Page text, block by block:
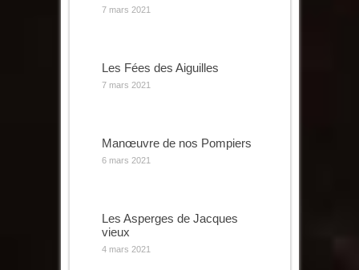
7 mars 2021
Les Fées des Aiguilles
7 mars 2021
Manœuvre de nos Pompiers
6 mars 2021
Les Asperges de Jacques
vieux
4 mars 2021